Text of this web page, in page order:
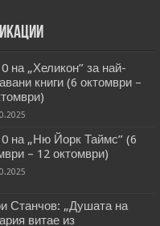
на „Хеликон” за най-
книги (6 октомври –
на „Ню Йорк Таймс” (6
– 12 октомври)
Станчов: „Душата на
витае из